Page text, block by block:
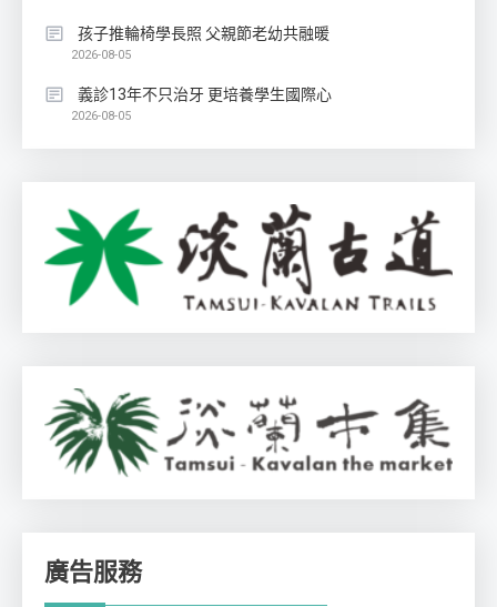
孩子推輪椅學長照 父親節老幼共融暖
2026-08-05
義診13年不只治牙 更培養學生國際心
2026-08-05
廣告服務